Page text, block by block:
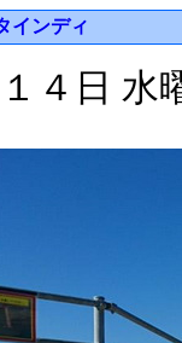
インディ
４日 水